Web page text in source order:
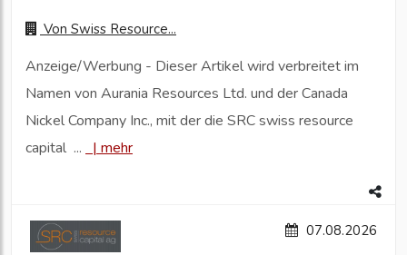
Von Swiss Resource...
Anzeige/Werbung - Dieser Artikel wird verbreitet im
Namen von Aurania Resources Ltd. und der Canada
Nickel Company Inc., mit der die SRC swiss resource
capital ...
| mehr
07.08.2026